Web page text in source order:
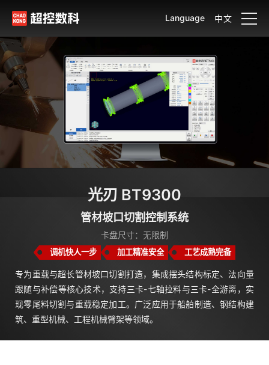
Language 中文
光刃 BT9300
管材坡口切割控制系统
卡盘尺寸：无限制
调机快人一步 加工精准安全 工艺成熟完备
专为重载与超长管材坡口切割打造，集成摆头结构标定、法向量
跟随与补偿等核心技术，支持三卡-七轴拉料与三卡-全游离，实
现零尾料切割与重载稳定加工。广泛应用于船舶制造、钢结构建
筑、重型机械、工程机械臂架等领域。